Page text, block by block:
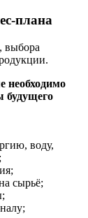
плана
выбора
необходимо
будущего
воду,
сырьё;